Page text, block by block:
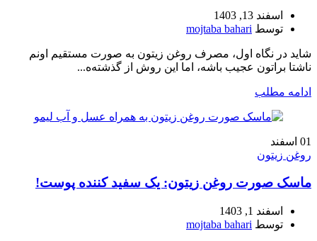
اسفند 13, 1403
توسط mojtaba bahari
شاید در نگاه اول، مصرف روغن زیتون به صورت مستقیم اونم
ناشتا براتون عجیب باشه، اما این روش از گذشته‌ه...
ادامه مطلب
01 اسفند
روغن زیتون
ماسک صورت روغن زیتون: یک سفید کننده پوست!
اسفند 1, 1403
توسط mojtaba bahari